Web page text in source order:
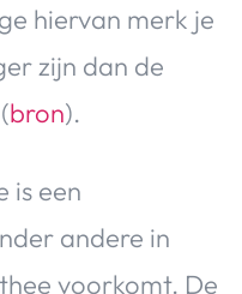
hiervan merk je
zijn dan de
bron).
is een
andere in
voorkomt. De